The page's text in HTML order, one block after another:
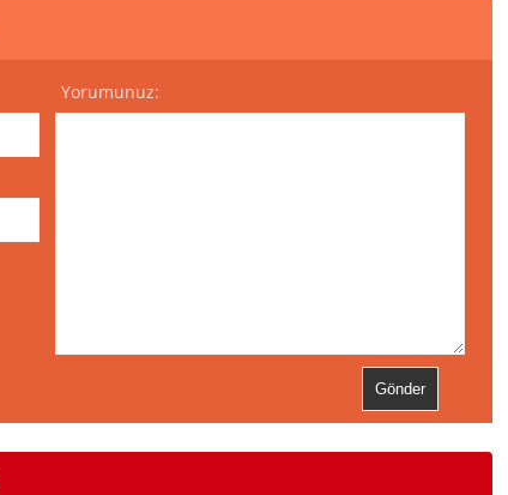
Yorumunuz: